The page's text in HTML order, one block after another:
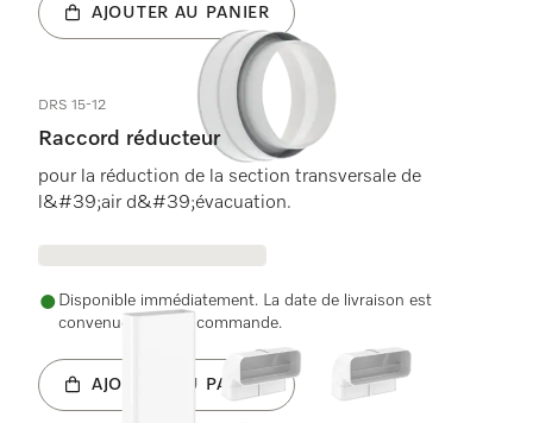
AJOUTER AU PANIER
DRS 15-12
Raccord réducteur
pour la réduction de la section transversale de
l&#39;air d&#39;évacuation.
Disponible immédiatement. La date de livraison est
convenue après la commande.
AJOUTER AU PANIER